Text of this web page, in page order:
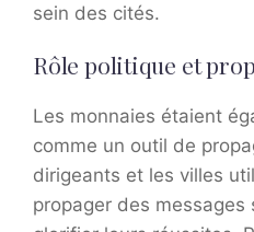
sein des cités.
Rôle politique et
Les monnaies étaient
comme un outil de
dirigeants et les villes
propager des messages